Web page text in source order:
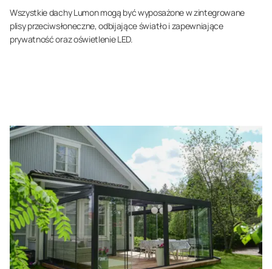
Wszystkie dachy Lumon mogą być wyposażone w zintegrowane
plisy przeciwsłoneczne, odbijające światło i zapewniające
prywatność oraz oświetlenie LED.